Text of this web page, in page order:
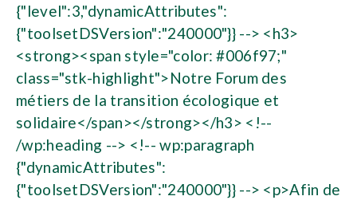
{"level":3,"dynamicAttributes":
{"toolsetDSVersion":"240000"}} --> <h3>
<strong><span style="color: #006f97;"
class="stk-highlight">Notre Forum des
métiers de la transition écologique et
solidaire</span></strong></h3> <!--
/wp:heading --> <!-- wp:paragraph
{"dynamicAttributes":
{"toolsetDSVersion":"240000"}} --> <p>Afin de